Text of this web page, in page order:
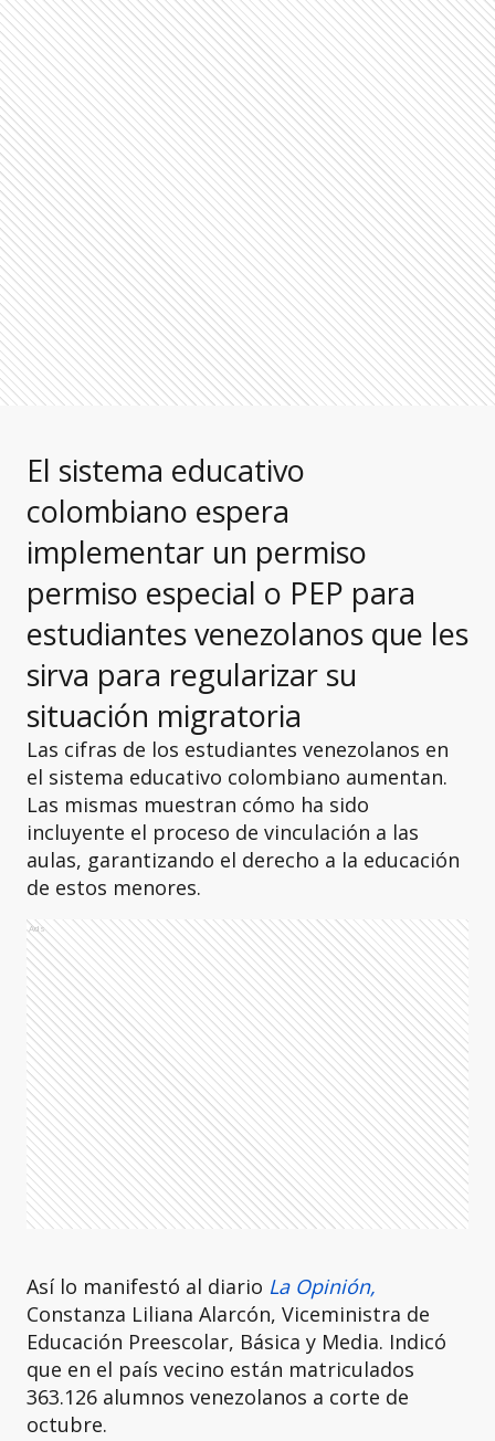
El sistema educativo
colombiano espera
implementar un permiso
permiso especial o PEP para
estudiantes venezolanos que les
sirva para regularizar su
situación migratoria
Las cifras de los estudiantes venezolanos en
el sistema educativo colombiano aumentan.
Las mismas muestran cómo ha sido
incluyente el proceso de vinculación a las
aulas, garantizando el derecho a la educación
de estos menores.
Ads
Así lo manifestó al diario La Opinión,
Constanza Liliana Alarcón, Viceministra de
Educación Preescolar, Básica y Media. Indicó
que en el país vecino están matriculados
363.126 alumnos venezolanos a corte de
octubre.